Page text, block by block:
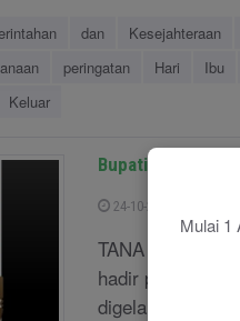
Mulai 1
dan Kesejahteraan
peringatan Hari Ibu
Keluar
Bupati Paser
24-10-2021
TANA PASER –
hadir pada
digelar di